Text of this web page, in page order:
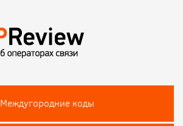
Междугородние коды